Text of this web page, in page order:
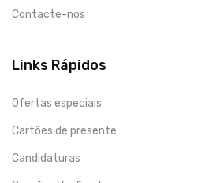
Contacte-nos
Links Rápidos
Ofertas especiais
Cartões de presente
Candidaturas